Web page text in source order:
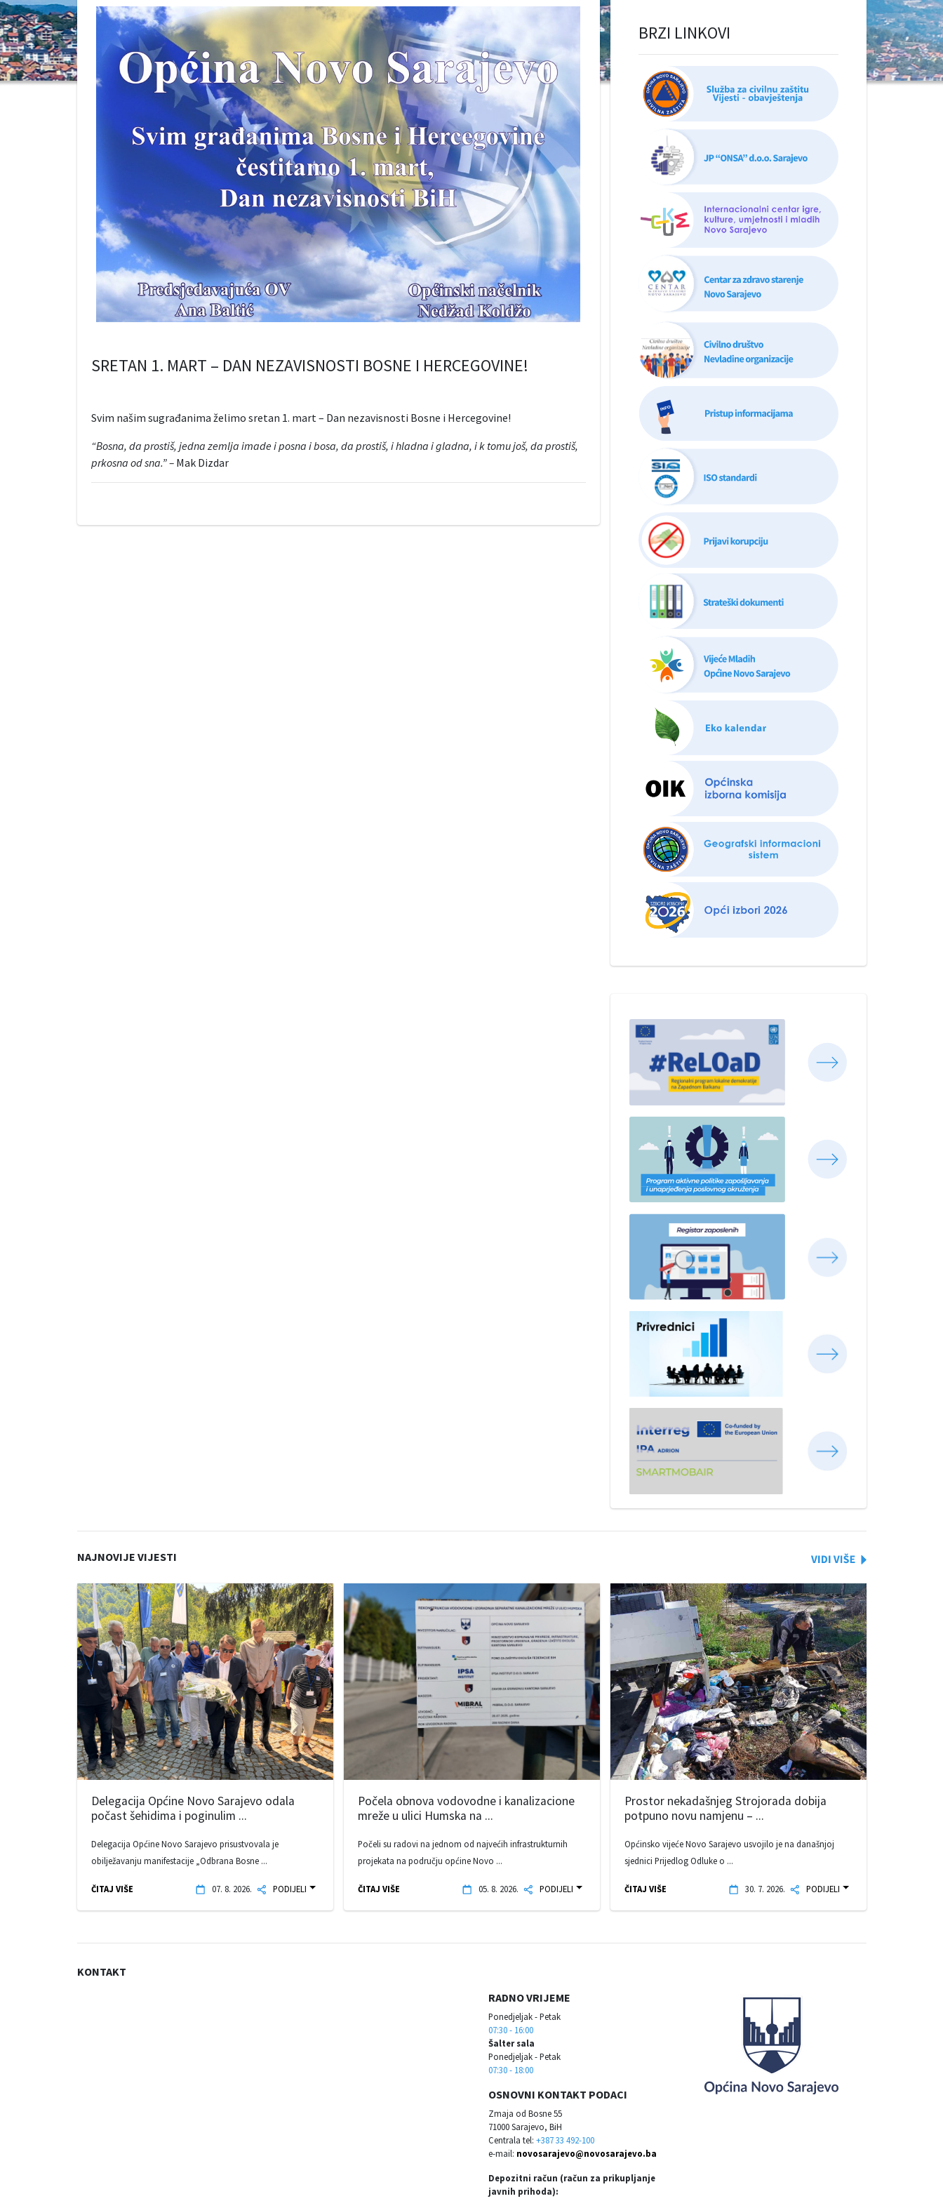
SRETAN 1. MART – DAN NEZAVISNOSTI BOSNE I HERCEGOVINE!
Svim našim sugrađanima želimo sretan 1. mart – Dan nezavisnosti Bosne i Hercegovine!
“Bosna, da prostiš, jedna zemlja imade i posna i bosa, da prostiš, i hladna i gladna, i k tomu još, da prostiš,
prkosna od sna.” –Mak Dizdar
BRZI LINKOVI
NAJNOVIJE VIJESTI
Delegacija Općine Novo Sarajevo odala
počast šehidima i poginulim ...
Delegacija Općine Novo Sarajevo prisustvovala je
obilježavanju manifestacije „Odbrana Bosne ...
ČITAJ VIŠE 07. 8. 2026. PODIJELI
Počela obnova vodovodne i kanalizacione
mreže u ulici Humska na ...
Počeli su radovi na jednom od najvećih infrastrukturnih
projekata na području općine Novo ...
ČITAJ VIŠE 05. 8. 2026. PODIJELI
Prostor nekadašnjeg Strojorada dobija
potpuno novu namjenu – ...
Općinsko vijeće Novo Sarajevo usvojilo je na današnjoj
sjednici Prijedlog Odluke o ...
ČITAJ VIŠE 30. 7. 2026. PODIJELI
KONTAKT
RADNO VRIJEME
Ponedjeljak - Petak
07:30 - 16:00
Šalter sala
Ponedjeljak - Petak
07:30 - 18:00
OSNOVNI KONTAKT PODACI
Zmaja od Bosne 55
71000 Sarajevo, BiH
Centrala tel: +387 33 492-100
e-mail: novosarajevo@novosarajevo.ba
Depozitni račun (račun za prikupljanje
javnih prihoda):